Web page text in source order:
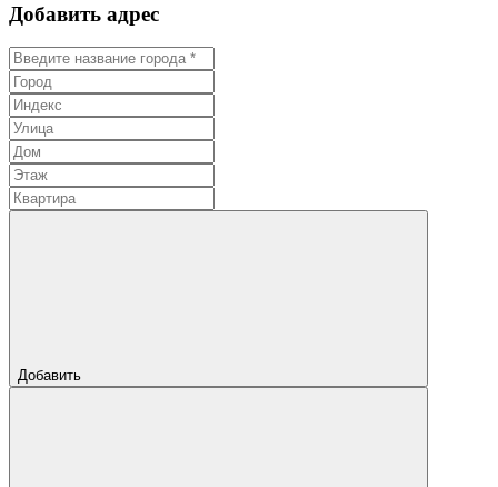
Добавить адрес
Добавить